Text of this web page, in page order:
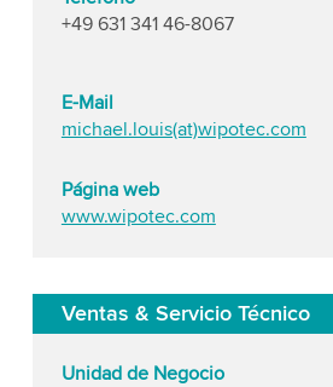
+49 631 341 46-8067
E-Mail
michael.louis(at)wipotec.com
Página web
www.wipotec.com
Ventas & Servicio Técnico
Unidad de Negocio